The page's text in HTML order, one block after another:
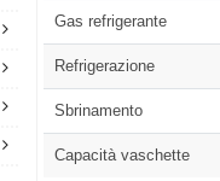
Gas refrigerante
Refrigerazione
Sbrinamento
Capacità vaschette